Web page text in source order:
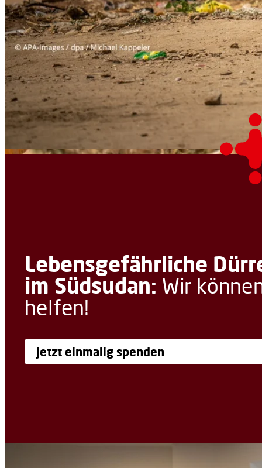
Lebensgefährliche
im Südsudan: Wir
helfen!
Jetzt einmalig spenden